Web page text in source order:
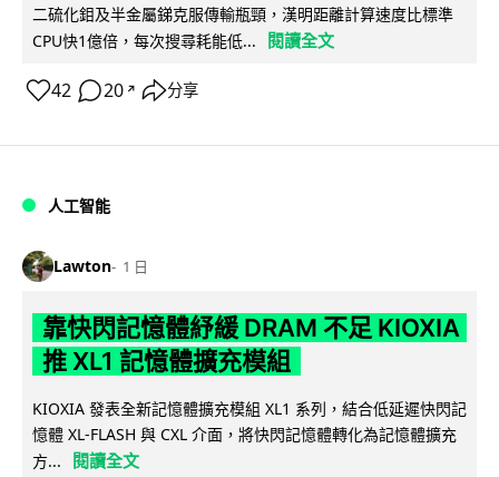
二硫化鉬及半金屬銻克服傳輸瓶頸，漢明距離計算速度比標準
CPU快1億倍，每次搜尋耗能低...
閱讀全文
42 20 ↗ 分享
人工智能
Lawton 1 日
靠快閃記憶體紓緩 DRAM 不足 KIOXIA
推 XL1 記憶體擴充模組
KIOXIA 發表全新記憶體擴充模組 XL1 系列，結合低延遲快閃記
憶體 XL-FLASH 與 CXL 介面，將快閃記憶體轉化為記憶體擴充
方...
閱讀全文